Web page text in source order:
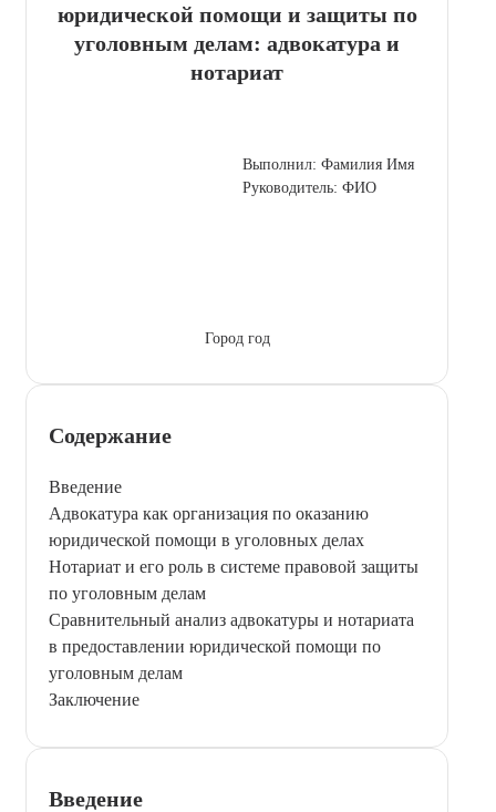
юридической помощи и защиты по
уголовным делам: адвокатура и
нотариат
Выполнил: Фамилия Имя
Руководитель: ФИО
Город год
Содержание
Введение
Адвокатура как организация по оказанию
юридической помощи в уголовных делах
Нотариат и его роль в системе правовой защиты
по уголовным делам
Сравнительный анализ адвокатуры и нотариата
в предоставлении юридической помощи по
уголовным делам
Заключение
Введение